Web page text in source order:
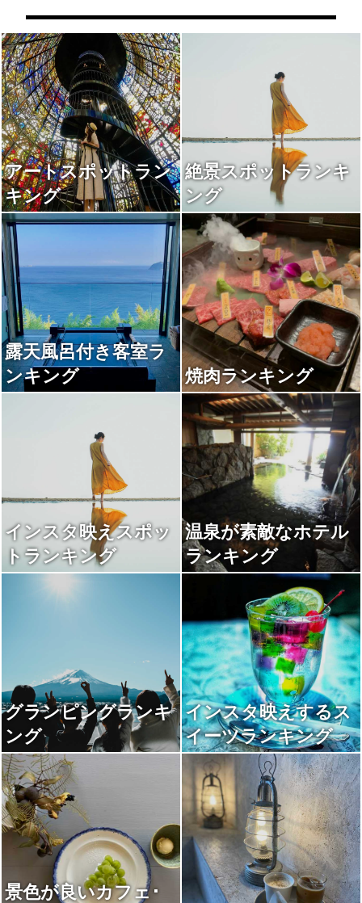
アートスポットラン
キング
絶景スポットランキ
ング
露天風呂付き客室ラ
ンキング
焼肉ランキング
インスタ映えスポッ
トランキング
温泉が素敵なホテル
ランキング
グランピングランキ
ング
インスタ映えするス
イーツランキング
景色が良いカフェ･